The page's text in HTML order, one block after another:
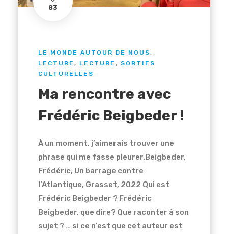
83
LE MONDE AUTOUR DE NOUS,
LECTURE , LECTURE , SORTIES
CULTURELLES
Ma rencontre avec
Frédéric Beigbeder !
À un moment, j’aimerais trouver une
phrase qui me fasse pleurer.Beigbeder,
Frédéric, Un barrage contre
l’Atlantique, Grasset, 2022 Qui est
Frédéric Beigbeder ? Frédéric
Beigbeder, que dire? Que raconter à son
sujet ? … si ce n’est que cet auteur est